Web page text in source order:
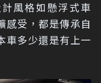
風格如懸浮式車
感受，都是傳承自
車多少還是有上一